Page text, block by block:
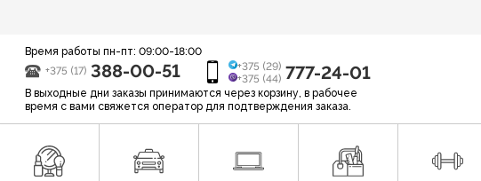
Время работы пн-пт: 09:00-18:00
+375 (17) 388-00-51
+375 (29)
+375 (44) 777-24-01
В выходные дни заказы принимаются через корзину, в рабочее
время с вами свяжется оператор для подтверждения заказа.